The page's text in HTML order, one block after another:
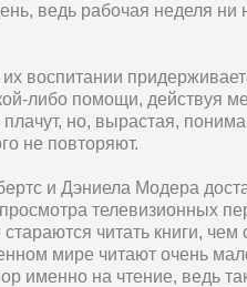
ведь рабочая неделя
воспитании
либо помощи, действуя
плачут, но, вырастая,
не повторяют.
и Дэниела Модера
телевизионных
читать книги, чем
мире читают очень
именно на чтение, ведь